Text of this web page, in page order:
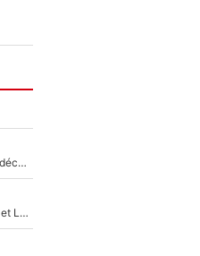
Bradley Barcola : Luis Enrique prêt à l’écarter au PSG, la décision qui va accélérer son transfert à Liverpool ?
La Liga sur beIN SPORTS, c’est terminé : Kylian Mbappé et Lamine Yamal changent de chaîne, «le moment était venu d'ouvrir un nouveau chapitre»